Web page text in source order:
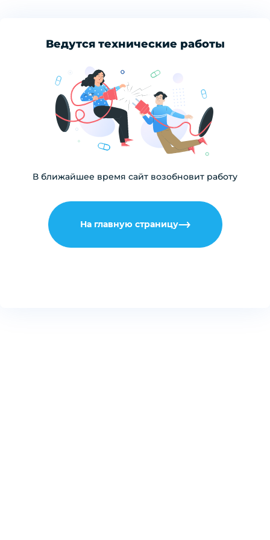
Ведутся технические работы
В ближайшее время сайт возобновит работу
На главную страницу